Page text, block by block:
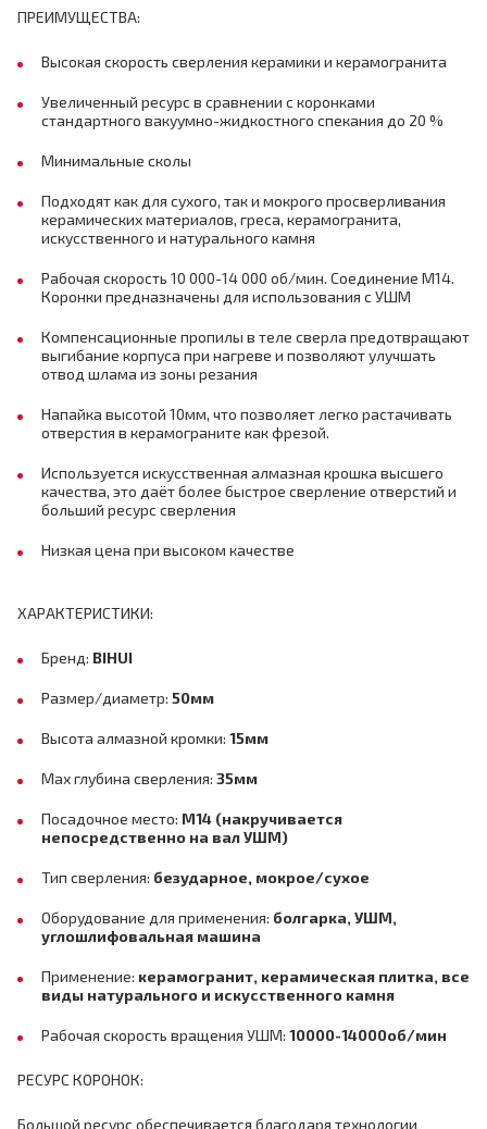
ПРЕИМУЩЕСТВА:
Высокая скорость сверления керамики и керамогранита
Увеличенный ресурс в сравнении с коронками
стандартного вакуумно-жидкостного спекания до 20 %
Минимальные сколы
Подходят как для сухого, так и мокрого просверливания
керамических материалов, греса, керамогранита,
искусственного и натурального камня
Рабочая скорость 10 000-14 000 об/мин. Соединение М14.
Коронки предназначены для использования с УШМ
Компенсационные пропилы в теле сверла предотвращают
выгибание корпуса при нагреве и позволяют улучшать
отвод шлама из зоны резания
Напайка высотой 10мм, что позволяет легко растачивать
отверстия в керамограните как фрезой.
Используется искусственная алмазная крошка высшего
качества, это даёт более быстрое сверление отверстий и
больший ресурс сверления
Низкая цена при высоком качестве
ХАРАКТЕРИСТИКИ:
Бренд: BIHUI
Размер/диаметр: 50мм
Высота алмазной кромки: 15мм
Max глубина сверления: 35мм
Посадочное место: M14 (накручивается
непосредственно на вал УШМ)
Тип сверления: безударное, мокрое/сухое
Оборудование для применения: болгарка, УШМ,
углошлифовальная машина
Применение: керамогранит, керамическая плитка, все
виды натурального и искусственного камня
Рабочая скорость вращения УШМ: 10000-14000об/мин
РЕСУРС КОРОНОК:
Большой ресурс обеспечивается благодаря технологии